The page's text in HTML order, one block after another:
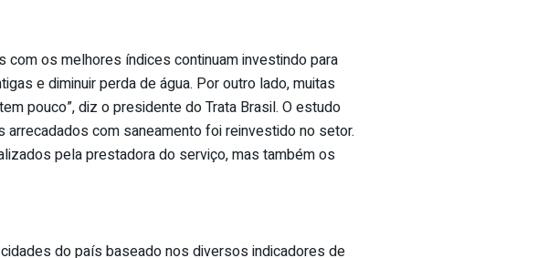
com os melhores índices continuam investindo para
e diminuir perda de água. Por outro lado, muitas
pouco”, diz o presidente do Trata Brasil. O estudo
com saneamento foi reinvestido no setor.
pela prestadora do serviço, mas também os
do país baseado nos diversos indicadores de